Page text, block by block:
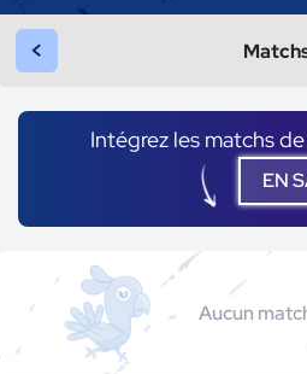
<
Intégrez les matchs
EN
Aucun